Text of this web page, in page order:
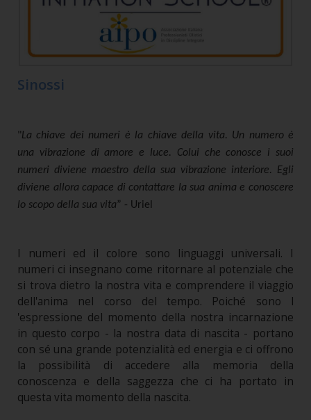
Sinossi
"La chiave dei numeri è la chiave della vita. Un numero è
una vibrazione di amore e luce. Colui che conosce i suoi
numeri diviene maestro della sua vibrazione interiore. Egli
diviene allora capace di contattare la sua anima e conoscere
lo scopo della sua vita” - Uriel
I numeri ed il colore sono linguaggi universali. I
numeri ci insegnano come ritornare al potenziale che
si trova dietro la nostra vita e comprendere il viaggio
dell'anima nel corso del tempo. Poiché sono l
'espressione del momento della nostra incarnazione
in questo corpo - la nostra data di nascita - portano
con sé una grande potenzialità ed energia e ci offrono
la possibilità di accedere alla memoria della
conoscenza e della saggezza che ci ha portato in
questa vita momento della nascita.